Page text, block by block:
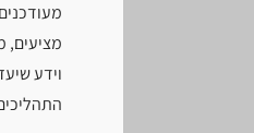
מציעים,
וידע